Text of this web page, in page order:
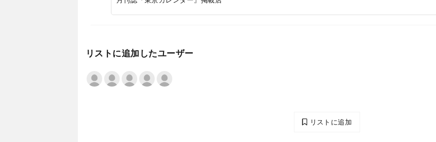
リストに追加したユーザー
リストに追加